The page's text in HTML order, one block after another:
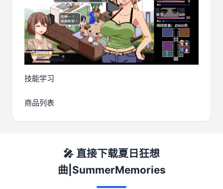
技能学习
商品列表
🎤 直接下载夏日狂想
曲|SummerMemories